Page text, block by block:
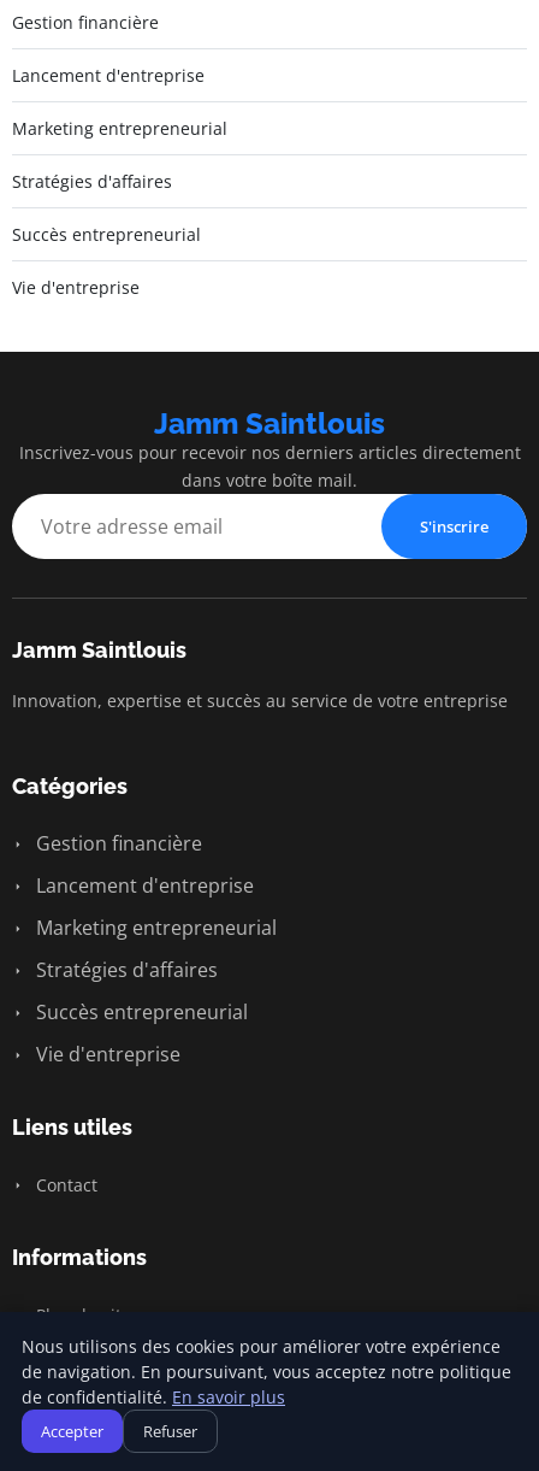
Gestion financière
Lancement d'entreprise
Marketing entrepreneurial
Stratégies d'affaires
Succès entrepreneurial
Vie d'entreprise
Jamm Saintlouis
Inscrivez-vous pour recevoir nos derniers articles directement
dans votre boîte mail.
S'inscrire
Jamm Saintlouis
Innovation, expertise et succès au service de votre entreprise
Catégories
Gestion financière
Lancement d'entreprise
Marketing entrepreneurial
Stratégies d'affaires
Succès entrepreneurial
Vie d'entreprise
Liens utiles
Contact
Informations
Plan du site
© 2026 Jamm Saintlouis. Tous droits réservés.
Nous utilisons des cookies pour améliorer votre expérience
de navigation. En poursuivant, vous acceptez notre politique
de confidentialité. En savoir plus
Accepter Refuser